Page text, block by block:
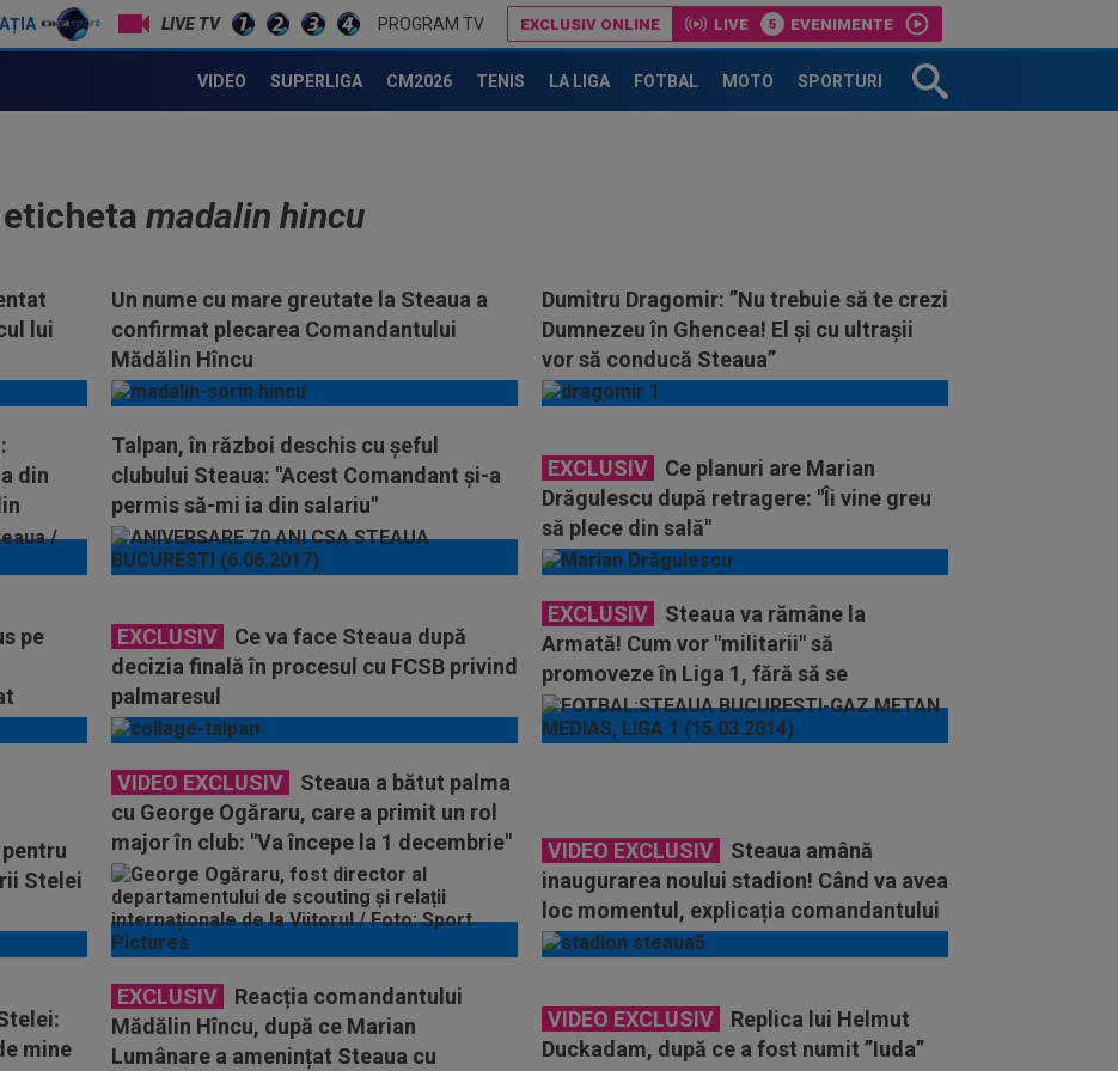
LIVE TV PROGRAM TV EXCLUSIV ONLINE LIVE EVENIMENTE
VIDEO SUPERLIGA CM2026 TENIS LA LIGA FOTBAL MOTO SPORTURI
madalin hincu
lui
Un nume cu mare greutate la Steaua a
confirmat plecarea Comandantului
Mădălin Hîncu
Dumitru Dragomir: ”Nu trebuie să te crezi
Dumnezeu în Ghencea! El și cu ultrașii
vor să conducă Steaua”
din
Talpan, în război deschis cu şeful
clubului Steaua: "Acest Comandant şi-a
permis să-mi ia din salariu"
EXCLUSIV
Ce planuri are Marian
Drăgulescu după retragere: "Îi vine greu
să plece din sală"
pe
EXCLUSIV
Ce va face Steaua după
decizia finală în procesul cu FCSB privind
palmaresul
EXCLUSIV
Steaua va rămâne la
Armată! Cum vor "militarii" să
promoveze în Liga 1, fără să se
privatizeze
Stelei
VIDEO EXCLUSIV
Steaua a bătut palma
cu George Ogăraru, care a primit un rol
major în club: "Va începe la 1 decembrie"
VIDEO EXCLUSIV
Steaua amână
inaugurarea noului stadion! Când va avea
loc momentul, explicația comandantului
Mădălin Hîncu
mine
EXCLUSIV
Reacția comandantului
Mădălin Hîncu, după ce Marian
Lumânare a amenințat Steaua cu
VIDEO EXCLUSIV
Replica lui Helmut
Duckadam, după ce a fost numit ”Iuda”